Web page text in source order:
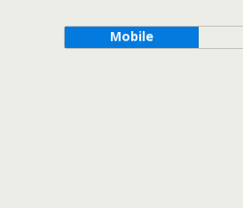
Mobile